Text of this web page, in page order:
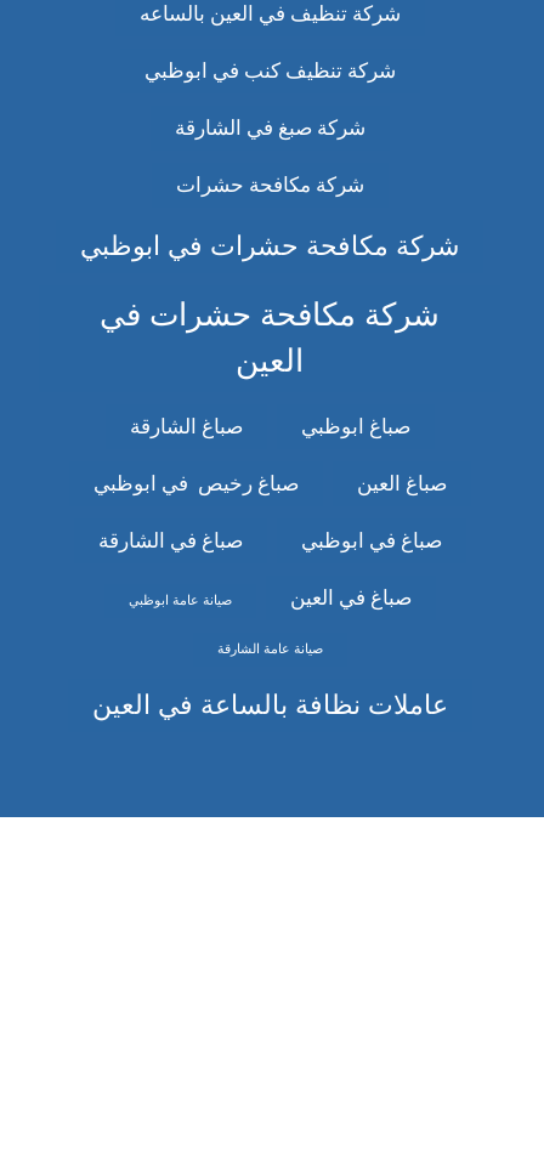
شركة تنظيف في العين بالساعه
شركة تنظيف كنب في ابوظبي
شركة صبغ في الشارقة
شركة مكافحة حشرات
شركة مكافحة حشرات في ابوظبي
شركة مكافحة حشرات في
العين
صباغ ابوظبي صباغ الشارقة
صباغ العين صباغ رخيص في ابوظبي
صباغ في ابوظبي صباغ في الشارقة
صباغ في العين صيانة عامة ابوظبي
صيانة عامة الشارقة
عاملات نظافة بالساعة في العين